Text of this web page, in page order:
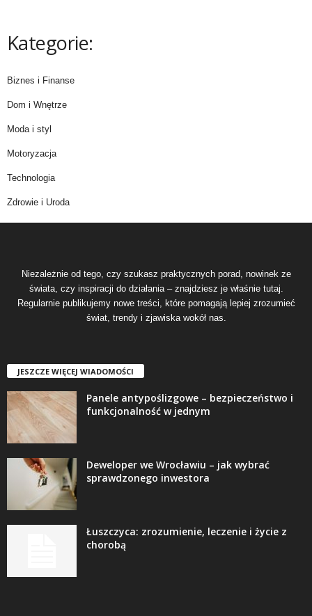
Kategorie:
Biznes i Finanse
Dom i Wnętrze
Moda i styl
Motoryzacja
Technologia
Zdrowie i Uroda
Niezależnie od tego, czy szukasz praktycznych porad, nowinek ze
świata, czy inspiracji do działania – znajdziesz je właśnie tutaj.
Regularnie publikujemy nowe treści, które pomagają lepiej zrozumieć
świat, trendy i zjawiska wokół nas.
JESZCZE WIĘCEJ WIADOMOŚCI
Panele antypoślizgowe – bezpieczeństwo i
funkcjonalność w jednym
Deweloper we Wrocławiu – jak wybrać
sprawdzonego inwestora
Łuszczyca: zrozumienie, leczenie i życie z
chorobą